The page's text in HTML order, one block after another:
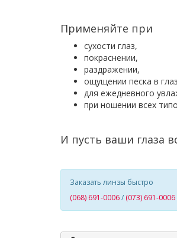
Применяйте при
сухости глаз,
покраснении,
раздражении,
ощущении песка в
для ежедневного
при ношении всех
И пусть ваши глаза
Заказать линзы быстро
(068) 691-0006/ (073) 691-0006